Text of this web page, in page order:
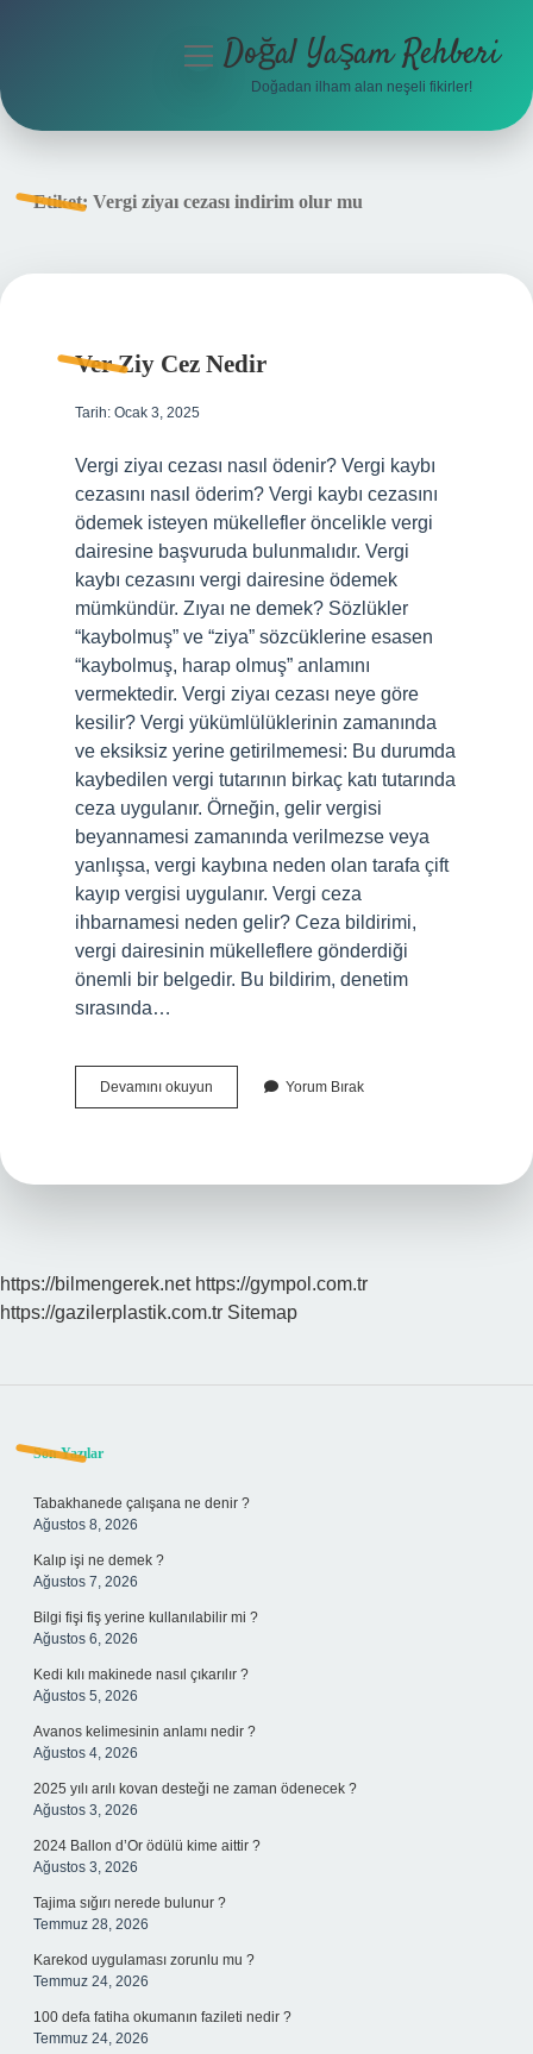
menüyüDoğal Yaşam Rehberi
Doğadan ilham alan neşeli fikirler!
Etiket: Vergi ziyaı cezası indirim olur mu
Ver Ziy Cez Nedir
Tarih: Ocak 3, 2025
Vergi ziyaı cezası nasıl ödenir? Vergi kaybı
cezasını nasıl öderim? Vergi kaybı cezasını
ödemek isteyen mükellefler öncelikle vergi
dairesine başvuruda bulunmalıdır. Vergi
kaybı cezasını vergi dairesine ödemek
mümkündür. Zıyaı ne demek? Sözlükler
“kaybolmuş” ve “ziya” sözcüklerine esasen
“kaybolmuş, harap olmuş” anlamını
vermektedir. Vergi ziyaı cezası neye göre
kesilir? Vergi yükümlülüklerinin zamanında
ve eksiksiz yerine getirilmemesi: Bu durumda
kaybedilen vergi tutarının birkaç katı tutarında
ceza uygulanır. Örneğin, gelir vergisi
beyannamesi zamanında verilmezse veya
yanlışsa, vergi kaybına neden olan tarafa çift
kayıp vergisi uygulanır. Vergi ceza
ihbarnamesi neden gelir? Ceza bildirimi,
vergi dairesinin mükelleflere gönderdiği
önemli bir belgedir. Bu bildirim, denetim
sırasında…
Devamını okuyun
Ziy
Yorum Bırak
https://bilmengerek.net https://gympol.com.tr
https://gazilerplastik.com.tr Sitemap
Sidebar
Son Yazılar
Tabakhanede çalışana ne denir ?
Ağustos 8, 2026
Kalıp işi ne demek ?
Ağustos 7, 2026
Bilgi fişi fiş yerine kullanılabilir mi ?
Ağustos 6, 2026
Kedi kılı makinede nasıl çıkarılır ?
Ağustos 5, 2026
Avanos kelimesinin anlamı nedir ?
Ağustos 4, 2026
2025 yılı arılı kovan desteği ne zaman ödenecek ?
Ağustos 3, 2026
2024 Ballon d’Or ödülü kime aittir ?
Ağustos 3, 2026
Tajima sığırı nerede bulunur ?
Temmuz 28, 2026
Karekod uygulaması zorunlu mu ?
Temmuz 24, 2026
100 defa fatiha okumanın fazileti nedir ?
Temmuz 24, 2026